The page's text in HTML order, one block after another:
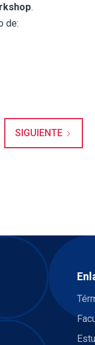
.
de:
SIGUIENTE